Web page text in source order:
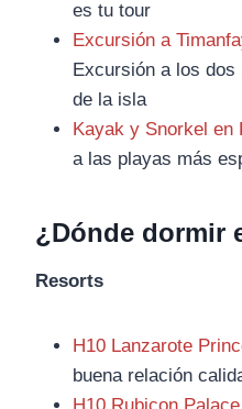
es tu tour
Excursión a
Excursión a los dos
de la isla
Kayak y Snorkel en
a las playas más
¿Dónde dormir
Resorts
H10 Lanzarote
buena relación